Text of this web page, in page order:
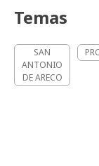
Temas
SAN
ANTONIO
DE ARECO